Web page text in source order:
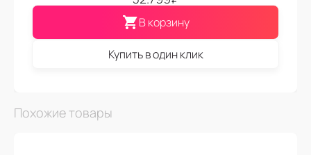
В корзину
Купить в один клик
Похожие товары